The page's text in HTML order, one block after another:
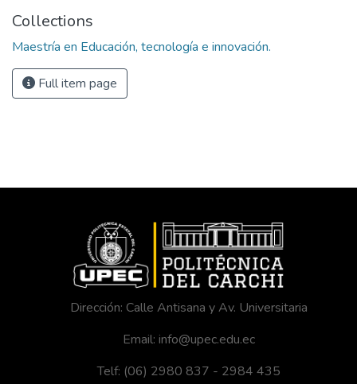
Collections
Maestría en Educación, tecnología e innovación.
Full item page
Dirección: Calle Antisana y Av. Universitaria
Email: info@upec.edu.ec
Telf: (06) 2980 837 - 2984 435